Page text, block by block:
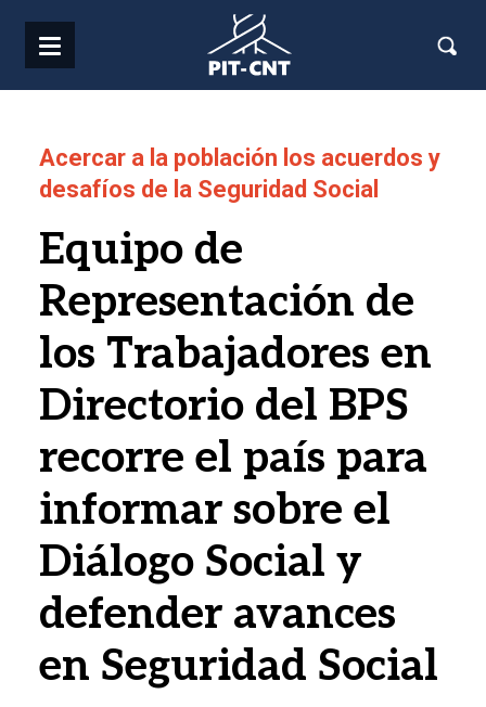
Acercar a la población los acuerdos y
desafíos de la Seguridad Social
Equipo de
Representación de
los Trabajadores en
Directorio del BPS
recorre el país para
informar sobre el
Diálogo Social y
defender avances
en Seguridad Social